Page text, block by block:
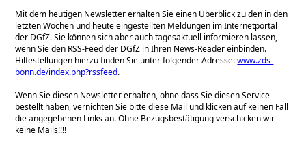
Mit dem heutigen Newsletter erhalten Sie einen Überblick zu den in den
letzten Wochen und heute eingestellten Meldungen im Internetportal
der DGfZ. Sie können sich aber auch tagesaktuell informieren lassen,
wenn Sie den RSS-Feed der DGfZ in Ihren News-Reader einbinden.
Hilfestellungen hierzu finden Sie unter folgender Adresse:www.zds-
bonn.de/index.php?rssfeed.
Wenn Sie diesen Newsletter erhalten, ohne dass Sie diesen Service
bestellt haben, vernichten Sie bitte diese Mail und klicken auf keinen Fall
die angegebenen Links an. Ohne Bezugsbestätigung verschicken wir
keine Mails!!!!